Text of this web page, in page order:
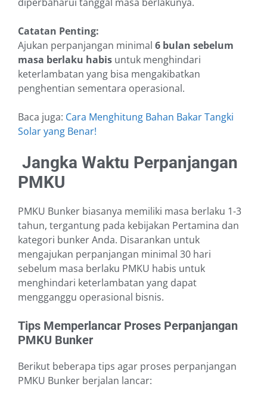
Catatan Penting:
Ajukan perpanjangan minimal 6 bulan sebelum
masa berlaku habis untuk menghindari
keterlambatan yang bisa mengakibatkan
penghentian sementara operasional.
Baca juga: Cara Menghitung Bahan Bakar Tangki
Solar yang Benar!
Jangka Waktu Perpanjangan
PMKU
PMKU Bunker biasanya memiliki masa berlaku 1-3
tahun, tergantung pada kebijakan Pertamina dan
kategori bunker Anda. Disarankan untuk
mengajukan perpanjangan minimal 30 hari
sebelum masa berlaku PMKU habis untuk
menghindari keterlambatan yang dapat
mengganggu operasional bisnis.
Tips Memperlancar Proses Perpanjangan
PMKU Bunker
Berikut beberapa tips agar proses perpanjangan
PMKU Bunker berjalan lancar: